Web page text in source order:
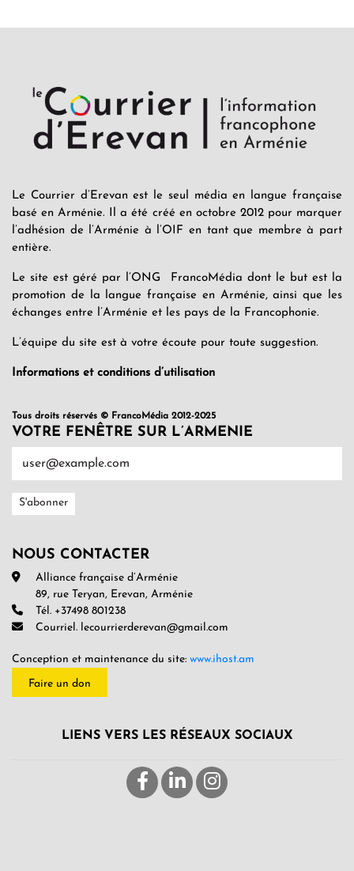
Le Courrier d’Erevan est le seul média en langue française
basé en Arménie. Il a été créé en octobre 2012 pour marquer
l’adhésion de l’Arménie à l’OIF en tant que membre à part
entière.
Le site est géré par l’ONG FrancoMédia dont le but est la
promotion de la langue française en Arménie, ainsi que les
échanges entre l’Arménie et les pays de la Francophonie.
L’équipe du site est à votre écoute pour toute suggestion.
Informations et conditions d’utilisation
Tous droits réservés © FrancoMédia 2012-2025
VOTRE FENÊTRE SUR L’ARMENIE
NOUS CONTACTER
Alliance française d’Arménie
89, rue Teryan, Erevan, Arménie
Tél. +37498 801238
Courriel. lecourrierderevan@gmail.com
Conception et maintenance du site: www.ihost.am
Faire un don
LIENS VERS LES RÉSEAUX SOCIAUX